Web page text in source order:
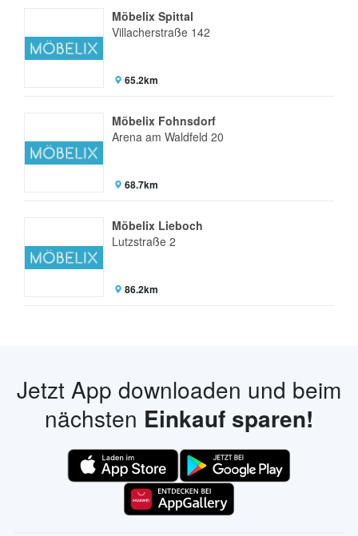
Möbelix Spittal
Villacherstraße 142
65.2km
Möbelix Fohnsdorf
Arena am Waldfeld 20
68.7km
Möbelix Lieboch
Lutzstraße 2
86.2km
Jetzt App downloaden und beim
nächsten Einkauf sparen!